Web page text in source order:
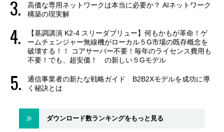
高価な専用ネットワークは本当に必要か？ AIネットワーク
構築の現実解
【基調講演 K2-4 スリーダブリュー】何もかもが革命！ゲ
ームチェンジャー無線機がローカル５G市場の既存概念を
破壊する！！ コアサーバー不要！毎年のライセンス費用も
不要！でも、超安価！ の新しい５Gモデル
通信事業者の新たな戦略ガイド B2B2Xモデルを成功に導
く秘訣とは
ダウンロード数ランキングをもっと見る